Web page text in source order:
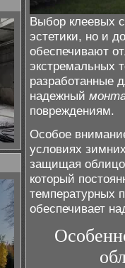
Выбор клеевых
эстетики, но и
обеспечивают
экстремальных
разработанные
надежный
повреждениям.
Особое
условиях
защищая
который
температурных
обеспечивает